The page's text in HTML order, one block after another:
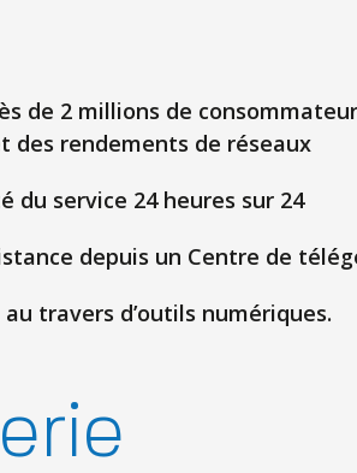
de 2 millions de
des rendements de réseaux
du service 24 heures sur 24
depuis un Centre de
travers d’outils numériques.